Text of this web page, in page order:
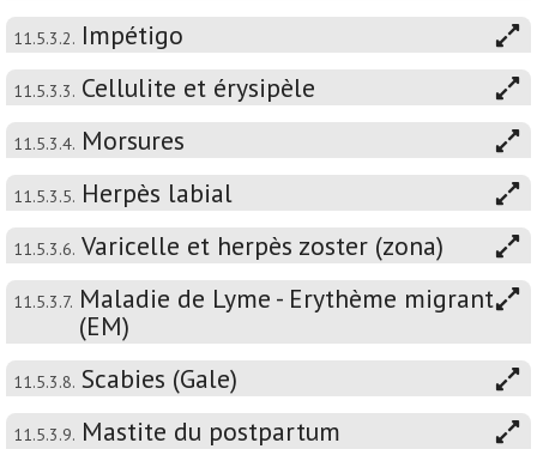
11.5.3.2. Impétigo
11.5.3.3. Cellulite et érysipèle
11.5.3.4. Morsures
11.5.3.5. Herpès labial
11.5.3.6. Varicelle et herpès zoster (zona)
11.5.3.7. Maladie de Lyme - Erythème migrant
(EM)
11.5.3.8. Scabies (Gale)
11.5.3.9. Mastite du postpartum